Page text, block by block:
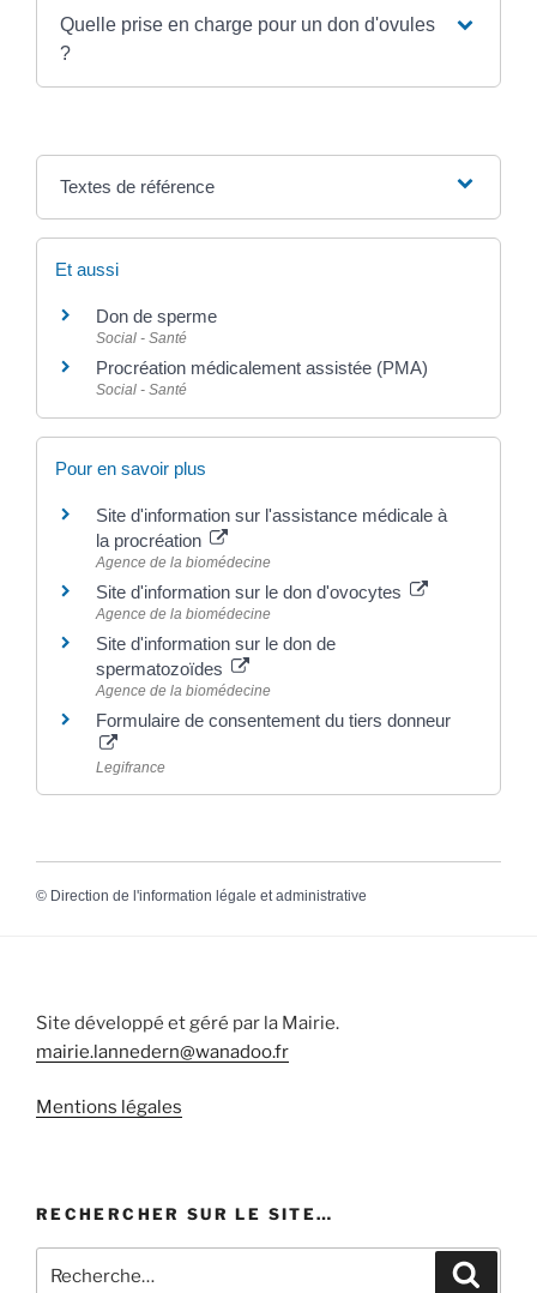
Quelle prise en charge pour un don d'ovules
?
Textes de référence
Et aussi
Don de sperme
Social - Santé
Procréation médicalement assistée (PMA)
Social - Santé
Pour en savoir plus
Site d'information sur l'assistance médicale à
la procréation
Agence de la biomédecine
Site d'information sur le don d'ovocytes
Agence de la biomédecine
Site d'information sur le don de
spermatozoïdes
Agence de la biomédecine
Formulaire de consentement du tiers donneur
Legifrance
© Direction de l'information légale et administrative
Site développé et géré par la Mairie.
mairie.lannedern@wanadoo.fr
Mentions légales
RECHERCHER SUR LE SITE…